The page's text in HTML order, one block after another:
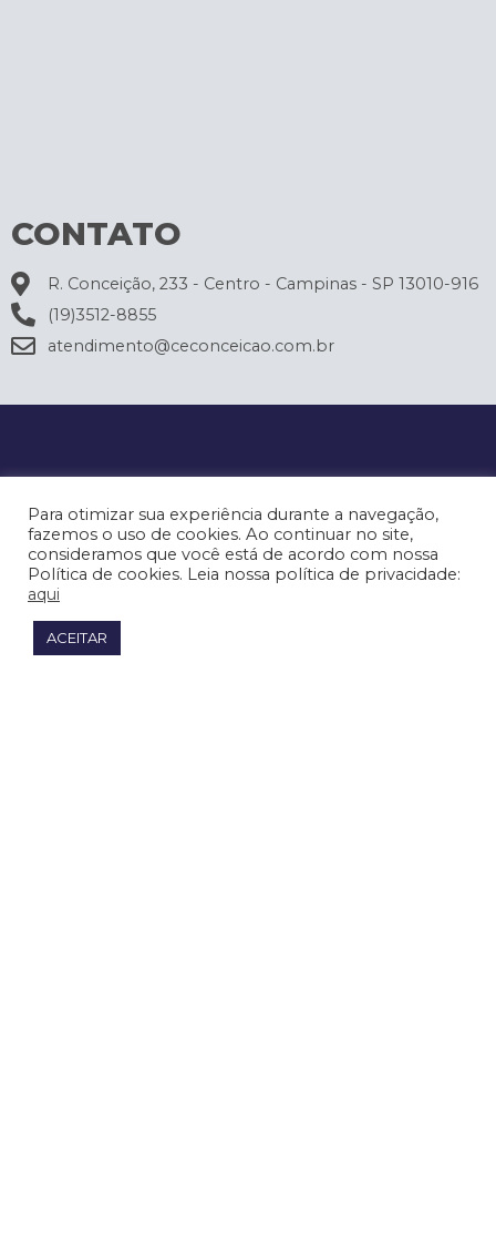
CONTATO
R. Conceição, 233 - Centro - Campinas - SP 13010-916
(19)3512-8855
atendimento@ceconceicao.com.br
Para otimizar sua experiência durante a navegação,
fazemos o uso de cookies. Ao continuar no site,
consideramos que você está de acordo com nossa
Política de cookies. Leia nossa política de privacidade:
aqui
ACEITAR